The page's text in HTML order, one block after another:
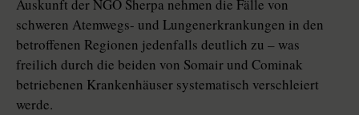
Auskunft der NGO Sherpa nehmen die Fälle von
schweren Atemwegs- und Lungenerkrankungen in den
betroffenen Regionen jedenfalls deutlich zu – was
freilich durch die beiden von Somair und Cominak
betriebenen Krankenhäuser systematisch verschleiert
werde.